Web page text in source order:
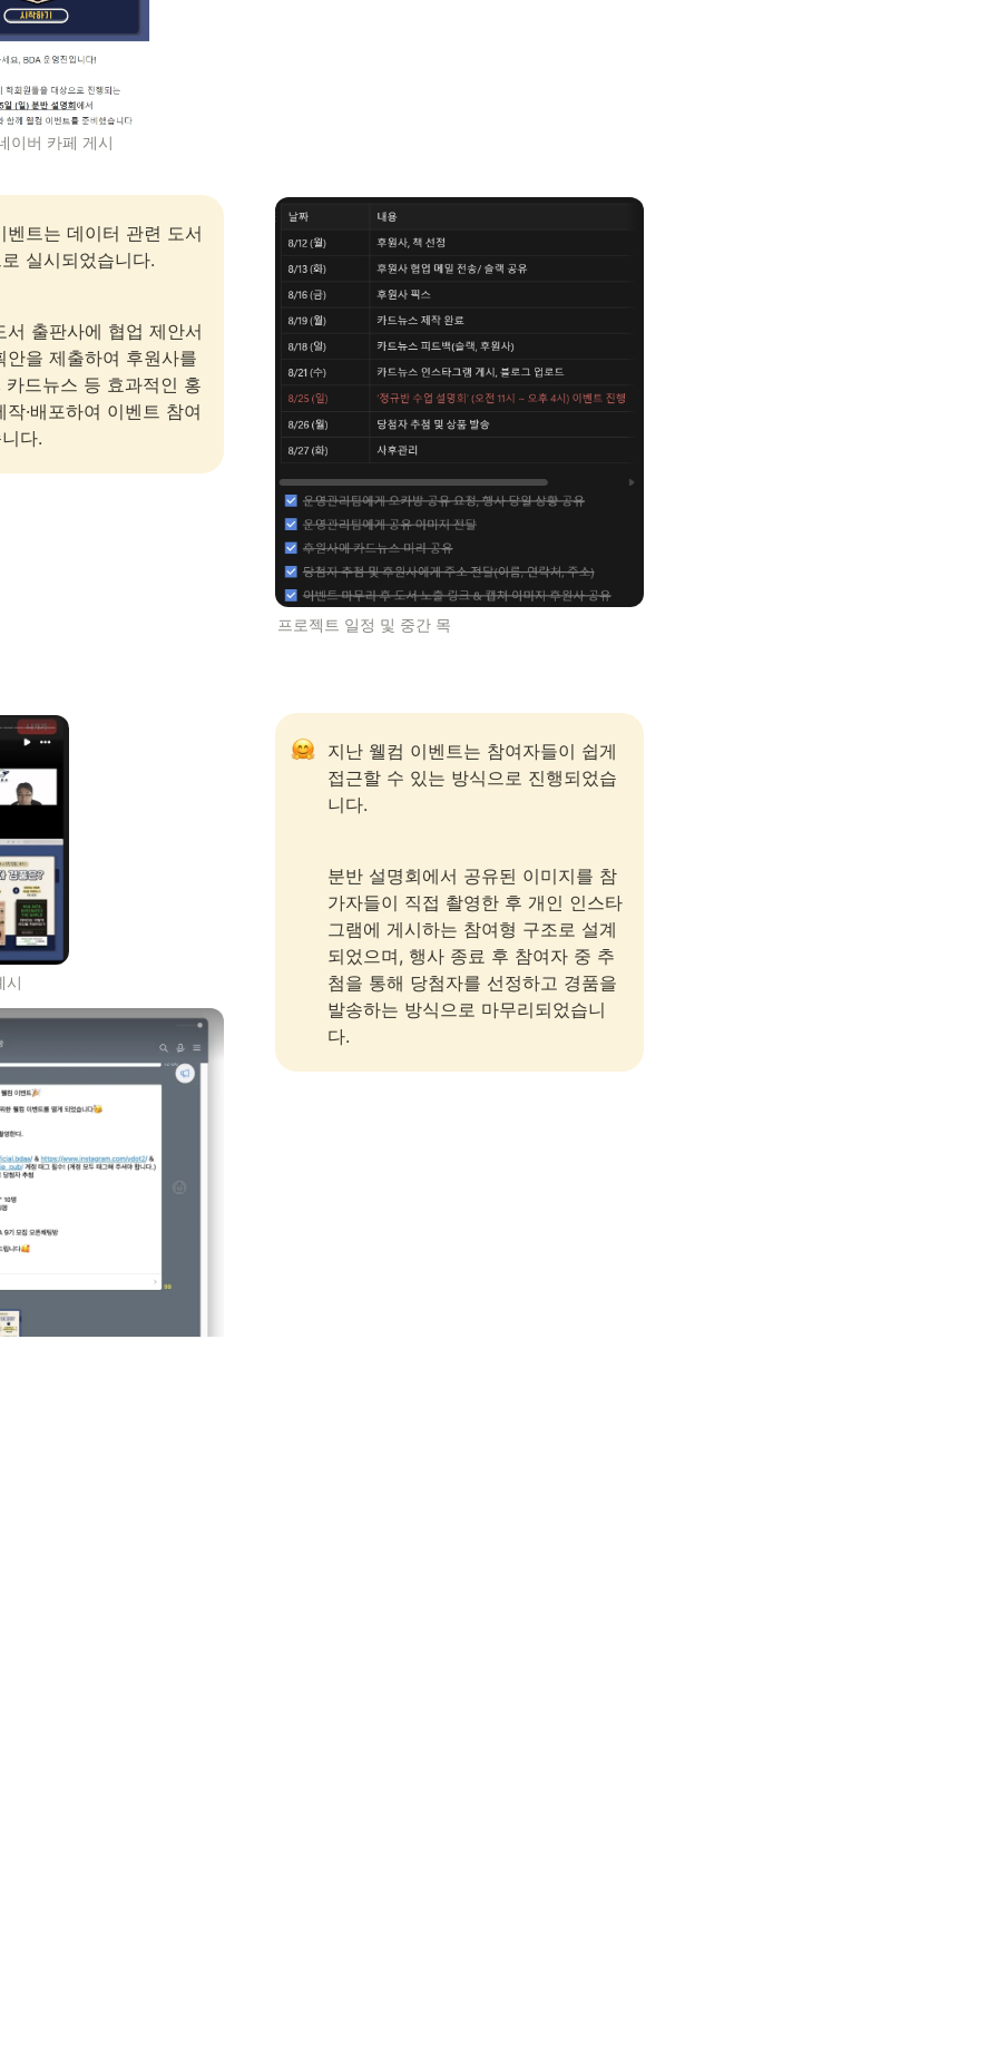
이버 카페 게시
벤트는 데이터 관련 도서
실시되었습니다.
서 출판사에 협업 제안서
안을 제출하여 후원사를
카드뉴스 등 효과적인 홍
·배포하여 이벤트 참여
다.
프로젝트 일정 및 중간 목
시
지난 웰컴 이벤트는 참여자들이 쉽게
접근할 수 있는 방식으로 진행되었습
니다.
분반 설명회에서 공유된 이미지를 참
가자들이 직접 촬영한 후 개인 인스타
그램에 게시하는 참여형 구조로 설계
되었으며, 행사 종료 후 참여자 중 추
첨을 통해 당첨자를 선정하고 경품을
발송하는 방식으로 마무리되었습니
다.